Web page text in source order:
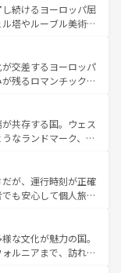
気や、バルセロナの
代ローマ遺跡や中世
るスペインはその個
了する。 なお、新着のスペイン情報は コ
続けるヨーロッパ屈
塔やルーブル美術館
な宮殿、歴史的な大
然が、訪れる者を心
の国としても知ら
ス、プロヴァンスの
しみ方が可能だ。さ
ており、どの街角に
異なる文化を体験で
ス情報はコンテンツ一覧
交差するヨーロッパ
残るロマンチック街
きることがない。ベ
アルプスの絶景、そ
風景は必見。ビール
、新着の
してほしい。
共存する国。ウェス
なランドマーク、歴
優雅なアフタヌーン
国パブ、サッカー観
豊富。イギリスを旅
が、運行時刻が正確
も安心して個人旅行
らではのユニークな
く町歩きも満喫する
物価も高いが、旅行
な文化が魅力の国。
ルニアまで、訪れる